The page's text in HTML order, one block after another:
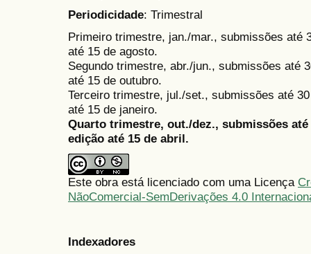
Periodicidade: Trimestral
Primeiro trimestre, jan./mar., submissões até
até 15 de agosto.
Segundo trimestre, abr./jun., submissões até
até 15 de outubro.
Terceiro trimestre, jul./set., submissões até
até 15 de janeiro.
Quarto trimestre, out./dez., submissões
edição até 15 de abril.
Este obra está licenciado com uma Licença
NãoComercial-SemDerivações 4.0
Indexadores